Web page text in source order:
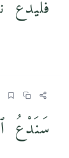
فَلْيَدْعُ
سَنَدْعُ